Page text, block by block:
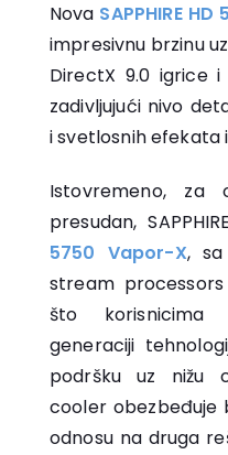
Nova SAPPHIRE
impresivnu brzinu
DirectX 9.0 igrice
zadivljujući nivo
i svetlosnih efekata
Istovremeno, za
presudan,
5750 Vapor-X, sa
stream processors
što korisnicima
generaciji
podršku uz nižu
cooler obezbeđuje
odnosu na druga